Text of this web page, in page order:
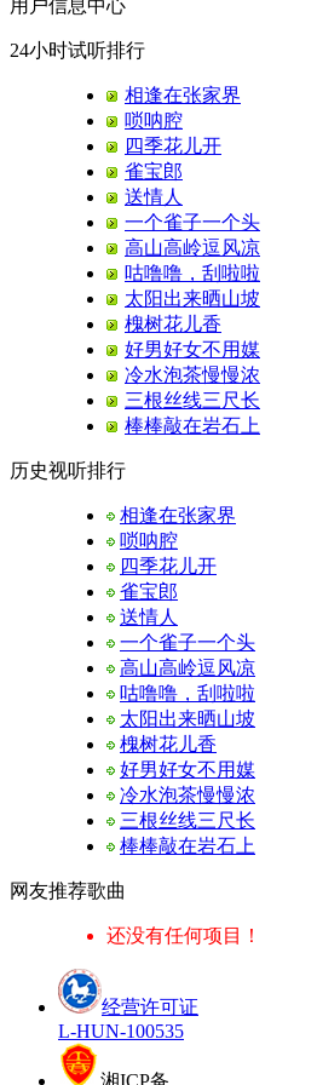
用户信息中心
24小时试听排行
相逢在张家界
唢呐腔
四季花儿开
雀宝郎
送情人
一个雀子一个头
高山高岭逗风凉
咕噜噜，刮啦啦
太阳出来晒山坡
槐树花儿香
好男好女不用媒
冷水泡茶慢慢浓
三根丝线三尺长
棒棒敲在岩石上
历史视听排行
相逢在张家界
唢呐腔
四季花儿开
雀宝郎
送情人
一个雀子一个头
高山高岭逗风凉
咕噜噜，刮啦啦
太阳出来晒山坡
槐树花儿香
好男好女不用媒
冷水泡茶慢慢浓
三根丝线三尺长
棒棒敲在岩石上
网友推荐歌曲
还没有任何项目！
经营许可证
L-HUN-100535